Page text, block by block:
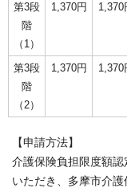
第3段
階
（1）
1,370円 1,370
第3段
階
（2）
1,370円 1,370
【申請方法】
介護保険負担限度額
いただき、多摩市介